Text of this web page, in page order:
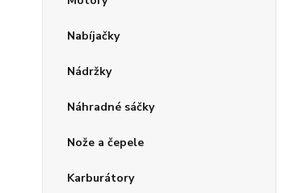
Nabíjačky
Nádržky
Náhradné sáčky
Nože a čepele
Karburátory